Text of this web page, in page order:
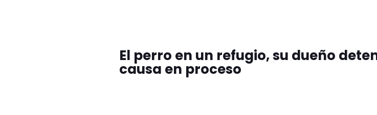
El perro en un refugio, su dueño
causa en proceso